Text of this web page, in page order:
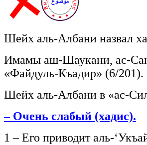
Шейх аль-Албани назвал
Имамы аш-Шаукани, ас-
«Файдуль-Къадир» (6/201).
Шейх аль-Албани в «ас-
– Очень слабый (хадис).
1 – Его приводит аль-